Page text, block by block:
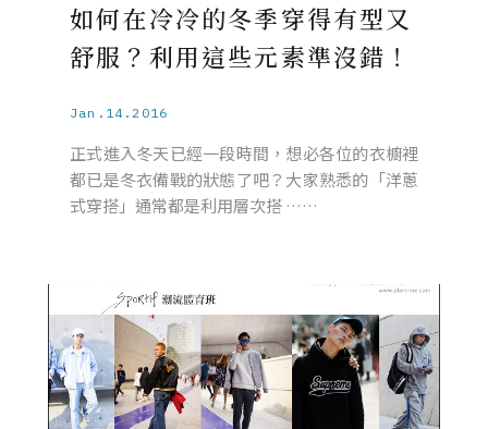
如何在冷冷的冬季穿得有型又
舒服？利用這些元素準沒錯！
Jan.14.2016
正式進入冬天已經一段時間，想必各位的衣櫥裡
都已是冬衣備戰的狀態了吧？大家熟悉的「洋蔥
式穿搭」通常都是利用層次搭 ……